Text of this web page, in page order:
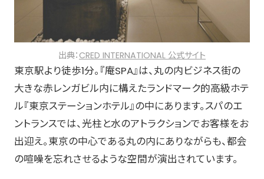
出典： CRED INTERNATIONAL 公式サイト
東京駅より徒歩1分。『庵SPA』は、丸の内ビジネス街の
大きな赤レンガビル内に構えたランドマーク的高級ホテ
ル『東京ステーションホテル』の中にあります。スパのエ
ントランスでは、光柱と水のアトラクションでお客様をお
出迎え。東京の中心である丸の内にありながらも、都会
の喧噪を忘れさせるような空間が演出されています。